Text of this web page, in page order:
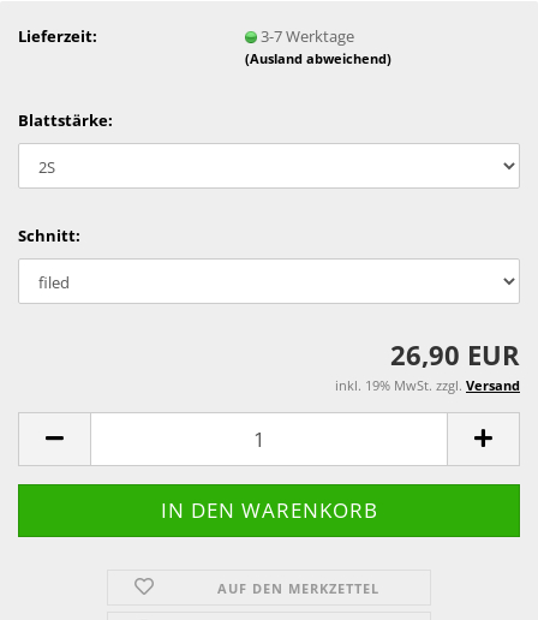
Lieferzeit: 3-7 Werktage
(Ausland abweichend)
Blattstärke:
Schnitt:
26,90 EUR
inkl. 19% MwSt. zzgl. Versand
AUF DEN MERKZETTEL